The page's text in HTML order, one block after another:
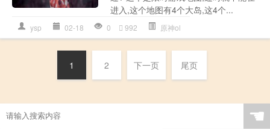
进入,这个地图有4个大岛,这4个...
ysp 02-18 0 992 原神ol
1 2 下一页 尾页
☚